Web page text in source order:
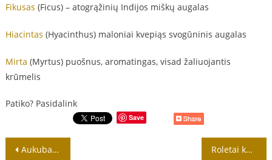
Fikusas (Ficus) – atogrąžinių Indijos miškų augalas
Hiacintas (Hyacinthus) maloniai kvepiąs svogūninis augalas
Mirta (Myrtus) puošnus, aromatingas, visad žaliuojantis
krūmelis
Patiko? Pasidalink
Save
Navigacija
Aukuba (Auksamedis) – Aucuba visad žaliuojantis krūmelis Roletai kaina, kiek gali kainuoti ir kas įtakoja